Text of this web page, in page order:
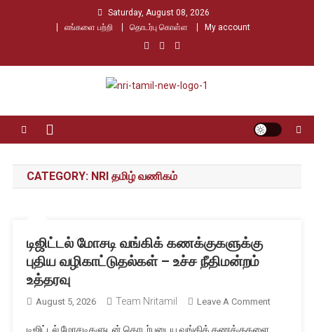
Saturday, August 08, 2026
எங்களை பற்றி
தொடர்பு கொள்ள My account
Nri Tamil
CATEGORY: NRI தமிழ் வணிகம்
டிஜிட்டல் மோசடி வங்கிக் கணக்குகளுக்கு
புதிய வழிகாட்டுதல்கள் – உச்ச நீதிமன்றம்
உத்தரவு
August 5, 2026 Team Nritamil Leave A CommentOn
டிஜிட்டல் மோசடிகளுடன் தொடர்புடைய வங்கிக் கணக்குகளை